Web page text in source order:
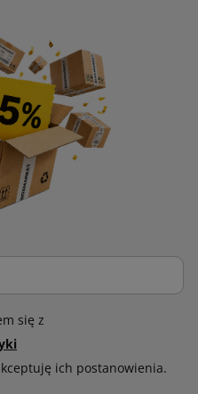
się z
ich postanowienia.